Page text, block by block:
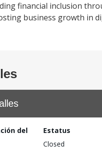
financial inclusion
business growth in
del
Estatus
Closed